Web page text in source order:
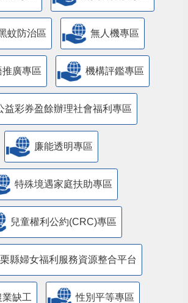
蚊防治區 無人機專區
推廣專區 機構評鑑專區
益彩券盈餘辦理社會福利專區
廉能透明專區
特殊境遇家庭扶助專區
兒童權利公約(CRC)專區
縣婦女福利服務資源整合平台
業缺工 性別平等專區